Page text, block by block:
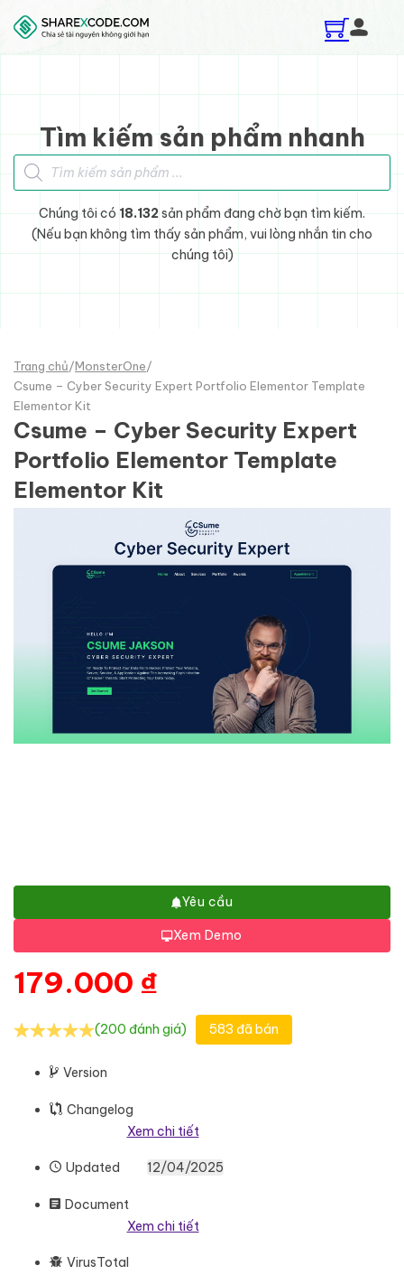
Skip to main content
Skip to footer
Tìm kiếm sản phẩm nhanh
Tìm kiếm sản phẩm
Chúng tôi có 18.132sản phẩm đang chờ bạn tìm kiếm.
(Nếu bạn không tìm thấy sản phẩm, vui lòng nhắn tin cho
chúng tôi)
Trang chủ/MonsterOne/
Csume – Cyber Security Expert Portfolio Elementor Template
Elementor Kit
Csume – Cyber Security Expert
Portfolio Elementor Template
Elementor Kit
Yêu cầu
Xem Demo
179.000 ₫
(200 đánh giá) 583 đã bán
Version
Changelog
Xem chi tiết
Updated 12/04/2025
Document
Xem chi tiết
VirusTotal